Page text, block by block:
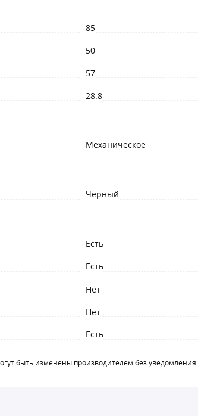
85
50
57
28.8
Механическое
Черный
Есть
Есть
Нет
Нет
Есть
быть изменены производителем без уведомления.